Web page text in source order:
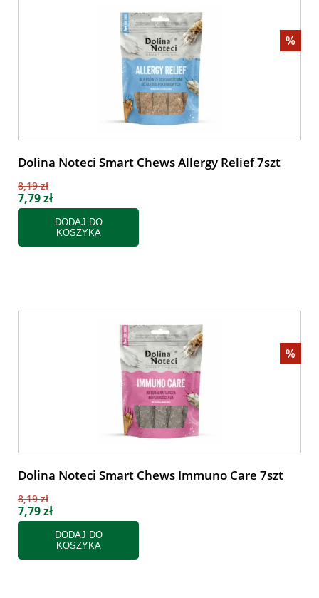
%
Dolina Noteci Smart Chews Allergy Relief 7szt
8,19 zł
7,79 zł
DODAJ DO
KOSZYKA
%
Dolina Noteci Smart Chews Immuno Care 7szt
8,19 zł
7,79 zł
DODAJ DO
KOSZYKA